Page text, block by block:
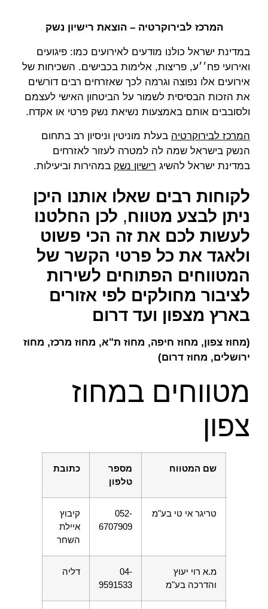
המרכז לבירוקרטיה – הוצאת רישיון נשק
במדינת ישראל כולנו מודעים לאירועים כמו: פיגועים
ואירועי פח׳׳ע, פריצות, אלימות בכבישים. השכיחות של
אירועים אלו נפוצה וגרמה לכך שאזרחים רבים דורשים
את הזכות הבסיסית לשמור על הביטחון האישי לעצמם
ולסובבים אותם באמצעות נשיאת נשק פרטי או אקדח.
המרכז לבירוקרטיה בעלת מוניטין וניסיון רב בתחום
הנשק בישראל שמה לה למטרה לעזור לאזרחים
במדינת ישראל להשיג רישיון נשק במהירות וביעילות.
לקוחות רבים שאלו אותנו היכן
ניתן לבצע מטווח, לכן החלטנו
לעשות לכם את זה הכי פשוט
ולאגד את כל פרטי הקשר של
המטווחים הפתוחים לשירות
לציבור מחולקים לפי אזורים
בארץ מצפון ועד דרום
(מחוז צפון, מחוז חיפה, מחוז ת"א, מחוז מרכז, מחוז
ירושלים, מחוז דרום)
מטווחים במחוז
צפון
שם המטווח
מספר
טלפון
כתובת
טריגר אי טי בע"מ
052-
6707909
קיבוץ
איילת
השחר
מ.א רוי יעוץ
והדרכה בע"מ
04-
9591533
דליה